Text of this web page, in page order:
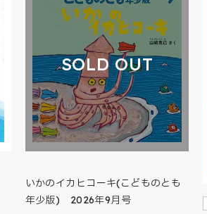
SOLD OUT
いかのイカヒコーキ(こどものとも
年少版) 2026年9月号